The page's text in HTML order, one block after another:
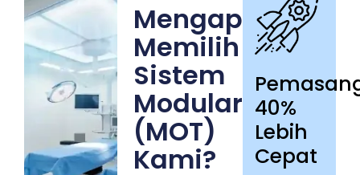
Mengapa
Memilih
Sistem
Modular
(MOT)
Kami?
40%
Lebih
Cepat